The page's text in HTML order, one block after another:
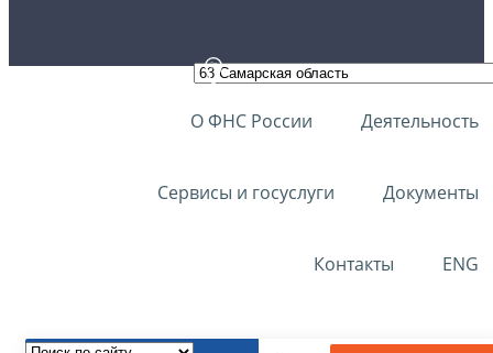
О ФНС России Деятельность
Сервисы и госуслуги Документы
Контакты ENG